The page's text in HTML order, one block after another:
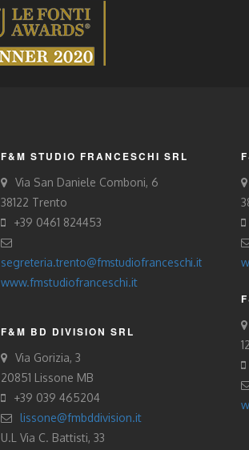
F&M STUDIO FRANCESCHI SRL
Via San Daniele Comboni, 6
38122 Trento
+39 0461 824453
segreteria.trento@fmstudiofranceschi.it
www.fmstudiofranceschi.it
F&M BD DIVISION SRL
Via Gorizia, 3
20851 Lissone MB
+39 039 465204
lissone@fmbddivision.it
U.L Via C. Battisti, 33